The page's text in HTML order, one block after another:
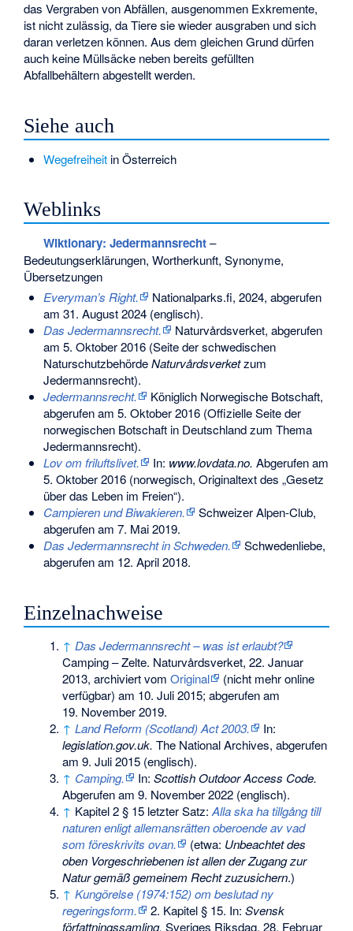
das Vergraben von Abfällen, ausgenommen Exkremente,
ist nicht zulässig, da Tiere sie wieder ausgraben und sich
daran verletzen können. Aus dem gleichen Grund dürfen
auch keine Müllsäcke neben bereits gefüllten
Abfallbehältern abgestellt werden.
Siehe auch
Wegefreiheitin Österreich
Weblinks
Wiktionary: Jedermannsrecht–
Bedeutungserklärungen, Wortherkunft, Synonyme,
Übersetzungen
Everyman’s Right.
Nationalparks.fi, 2024, abgerufen
am 31. August 2024(englisch).
Das Jedermannsrecht.
Naturvårdsverket, abgerufen
am 5. Oktober 2016(Seite der schwedischen
NaturschutzbehördeNaturvårdsverketzum
Jedermannsrecht).
Jedermannsrecht.
Königlich Norwegische Botschaft,
abgerufen am 5. Oktober 2016(Offizielle Seite der
norwegischen Botschaft in Deutschland zum Thema
Jedermannsrecht).
Lov om friluftslivet.
In: www.lovdata.no. Abgerufen am
5. Oktober 2016(norwegisch, Originaltext des „Gesetz
über das Leben im Freien“).
Campieren und Biwakieren.
Schweizer Alpen-Club,
abgerufen am 7. Mai 2019.
Das Jedermannsrecht in Schweden.
Schwedenliebe,
abgerufen am 12. April 2018.
Einzelnachweise
↑ Das Jedermannsrecht – was ist erlaubt?
Camping – Zelte. Naturvårdsverket, 22. Januar
2013, archiviert vomOriginal
(nicht mehr online
verfügbar) am 10. Juli 2015; abgerufen am
19. November 2019.
↑ Land Reform (Scotland) Act 2003.
In:
legislation.gov.uk. The National Archives, abgerufen
am 9. Juli 2015 (englisch).
↑ Camping. In:Scottish Outdoor Access Code.
Abgerufen am 9. November 2022 (englisch).
↑ Kapitel 2 § 15 letzter Satz:Alla ska ha tillgång till
naturen enligt allemansrätten oberoende av vad
som föreskrivits ovan.
(etwa: Unbeachtet des
oben Vorgeschriebenen ist allen der Zugang zur
Natur gemäß gemeinem Recht zuzusichern.)
↑ Kungörelse (1974:152) om beslutad ny
regeringsform.
2. Kapitel § 15. In:Svensk
författningssamling. Sveriges Riksdag, 28. Februar